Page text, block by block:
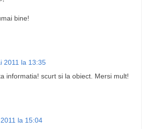
bine!
2011 la 13:35
informatia! scurt si la obiect. Mersi mult!
la 15:04